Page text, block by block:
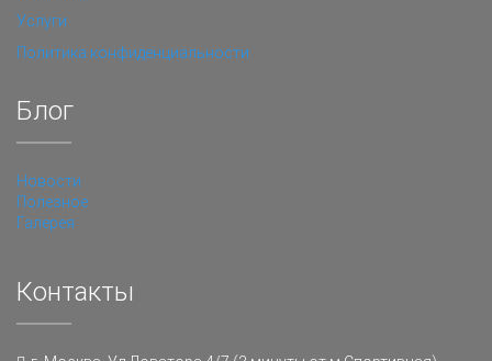
Услуги
Политика конфиденциальности
Блог
Новости
Полезное
Галерея
Контакты